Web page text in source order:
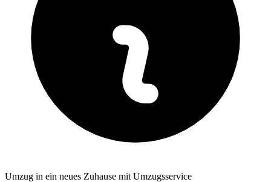
Umzug in ein neues Zuhause mit Umzugsservice